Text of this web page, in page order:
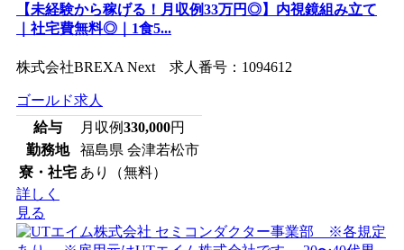
【未経験から稼げる！月収例33万円◎】内視鏡組み立て
｜社宅費無料◎｜1食5...
株式会社BREXA Next 求人番号：1094612
ゴールド求人
給与
月収例330,000円
勤務地
福島県 会津若松市
寮・社宅 あり（無料）
詳しく
見る